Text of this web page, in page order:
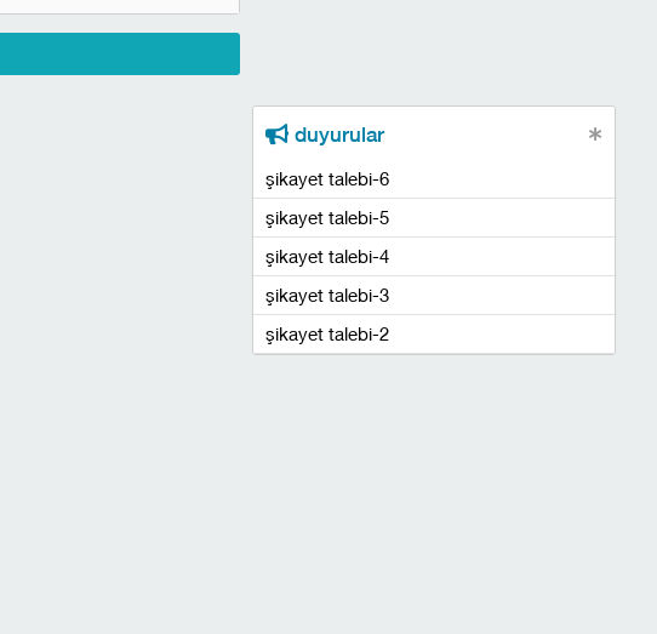
duyurular
şikayet talebi-6
şikayet talebi-5
şikayet talebi-4
şikayet talebi-3
şikayet talebi-2